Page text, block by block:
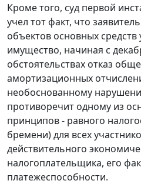
Кроме того, суд первой
учел тот факт, что
объектов основных средств
имущество, начиная с
обстоятельствах отказ
амортизационных
необоснованному
противоречит одному из
принципов - равного
бремени) для всех
действительного
налогоплательщика, его
платежеспособности.